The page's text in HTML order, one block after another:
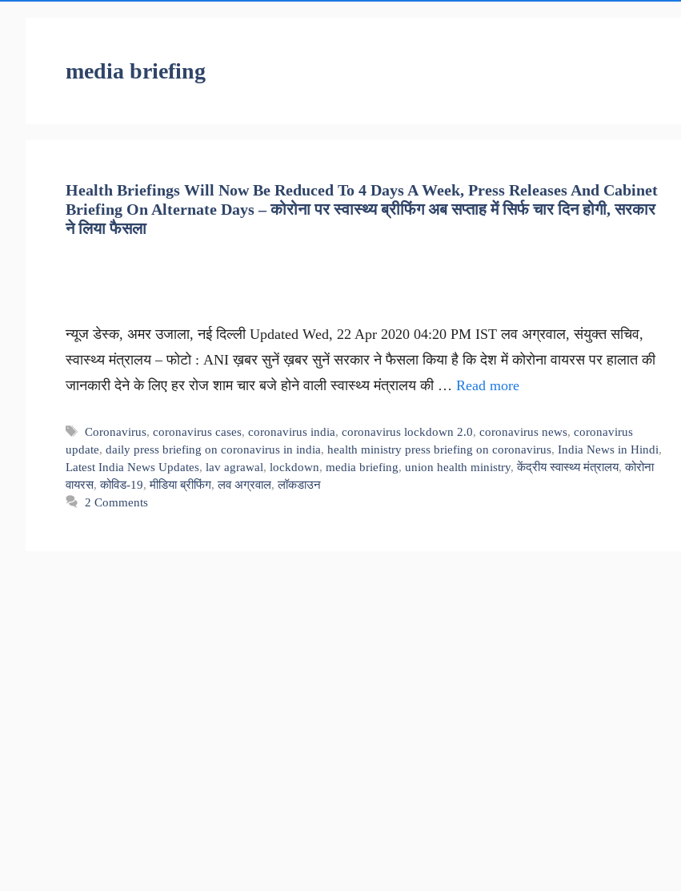
media briefing
Health Briefings Will Now Be Reduced To 4 Days A Week, Press Releases And Cabinet
Briefing On Alternate Days – कोरोना पर स्वास्थ्य ब्रीफिंग अब सप्ताह में सिर्फ चार दिन होगी, सरकार
ने लिया फैसला
न्यूज डेस्क, अमर उजाला, नई दिल्ली Updated Wed, 22 Apr 2020 04:20 PM IST लव अग्रवाल, संयुक्त सचिव,
स्वास्थ्य मंत्रालय – फोटो : ANI ख़बर सुनें ख़बर सुनें सरकार ने फैसला किया है कि देश में कोरोना वायरस पर हालात की
जानकारी देने के लिए हर रोज शाम चार बजे होने वाली स्वास्थ्य मंत्रालय की … Read more
Tags
Coronavirus,coronavirus cases,coronavirus india,coronavirus lockdown 2.0,coronavirus news,coronavirus
update, daily press briefing on coronavirus in india, health ministry press briefing on coronavirus, India News in Hindi,
Latest India News Updates, lav agrawal, lockdown, media briefing, union health ministry,केंद्रीय स्वास्थ्य मंत्रालय,कोरोना
वायरस,कोविड-19,मीडिया ब्रीफिंग,लव अग्रवाल,लॉकडाउन
2 Comments